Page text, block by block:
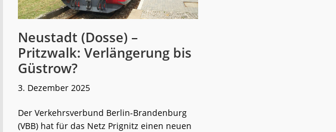
Neustadt (Dosse) –
Pritzwalk: Verlängerung bis
Güstrow?
3. Dezember 2025
Der Verkehrsverbund Berlin-Brandenburg
(VBB) hat für das Netz Prignitz einen neuen